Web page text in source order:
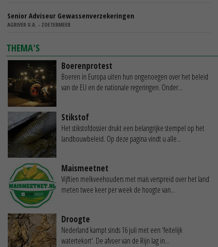
Senior Adviseur Gewassenverzekeringen
AGRIVER U.A. - ZOETERMEER
THEMA'S
Boerenprotest
Boeren in Europa uiten hun ongenoegen over het beleid
van de EU en de nationale regeringen. Onder...
Stikstof
Het stikstofdossier drukt een belangrijke stempel op het
landbouwbeleid. Op deze pagina vindt u alle...
Maismeetnet
Vijftien melkveehouders met mais verspreid over het land
meten twee keer per week de hoogte van...
Droogte
Nederland kampt sinds 16 juli met een 'feitelijk
watertekort'. De afvoer van de Rijn lag in...